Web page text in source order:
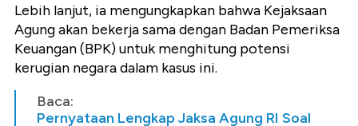
Lebih lanjut, ia mengungkapkan bahwa Kejaksaan
Agung akan bekerja sama dengan Badan Pemeriksa
Keuangan (BPK) untuk menghitung potensi
kerugian negara dalam kasus ini.
Baca:
Pernyataan Lengkap Jaksa Agung RI Soal